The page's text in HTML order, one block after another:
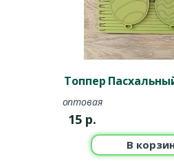
Топпер
оптовая
15 р.
В